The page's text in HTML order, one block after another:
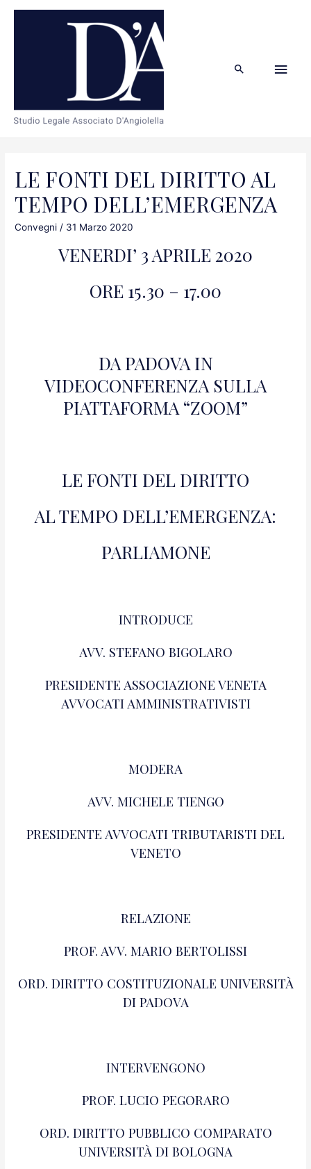
Cerca
LE FONTI DEL DIRITTO AL
TEMPO DELL’EMERGENZA
Convegni / 31 Marzo 2020
VENERDI’ 3 APRILE 2020
ORE 15.30 – 17.00
DA PADOVA IN
VIDEOCONFERENZA SULLA
PIATTAFORMA “ZOOM”
LE FONTI DEL DIRITTO
AL TEMPO DELL’EMERGENZA:
PARLIAMONE
INTRODUCE
AVV. STEFANO BIGOLARO
PRESIDENTE ASSOCIAZIONE VENETA
AVVOCATI AMMINISTRATIVISTI
MODERA
AVV. MICHELE TIENGO
PRESIDENTE AVVOCATI TRIBUTARISTI DEL
VENETO
RELAZIONE
PROF. AVV. MARIO BERTOLISSI
ORD. DIRITTO COSTITUZIONALE UNIVERSITÀ
DI PADOVA
INTERVENGONO
PROF. LUCIO PEGORARO
ORD. DIRITTO PUBBLICO COMPARATO
UNIVERSITÀ DI BOLOGNA